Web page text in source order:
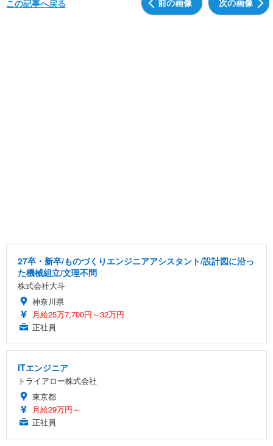
前の画像 次の画像
この記事へ戻る
27卒・新卒/ものづくりエンジニアアシスタント/設計図に沿っ
た機械組立/文理不問
株式会社大斗
神奈川県
月給25万7,700円～32万円
正社員
ITエンジニア
トライアロー株式会社
東京都
月給29万円～
正社員